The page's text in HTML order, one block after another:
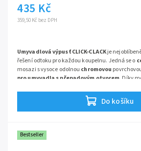
359,50 Kč bez DPH
435 Kč
Do košíku
Umyvadlová výpusť CLICK-CLACKje
řešení odtoku pro každou koupelnu. Jedná se o
mosazi s vysoce odolnou chromovou
pro umyvadla s přepadovým otvorem . Díky
Bestseller